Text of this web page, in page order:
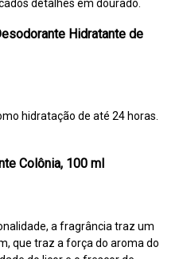
detalhes em dourado.
Hidratante de
hidratação de até 24 horas.
Colônia, 100 ml
a fragrância traz um
que traz a força do aroma do